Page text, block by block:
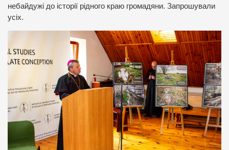
небайдужі до історії рідного краю громадяни. Запрошували
усіх.